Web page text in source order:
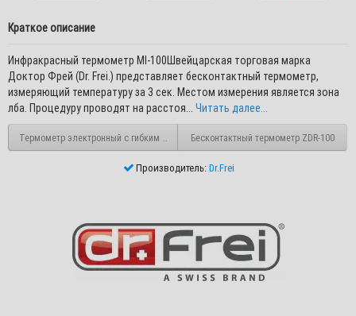
Краткое описание
Инфракрасный термометр MI-100Швейцарская торговая марка
Доктор Фрей (Dr. Frei.) представляет бесконтактный термометр,
измеряющий температуру за 3 сек. Местом измерения является зона
лба. Процедуру проводят на расстоя... Читать далее...
Термометр электронный с гибким наконечником Dr.Frei Т-30
Бесконтактный термометр ZDR-100
Производитель:Dr.Frei